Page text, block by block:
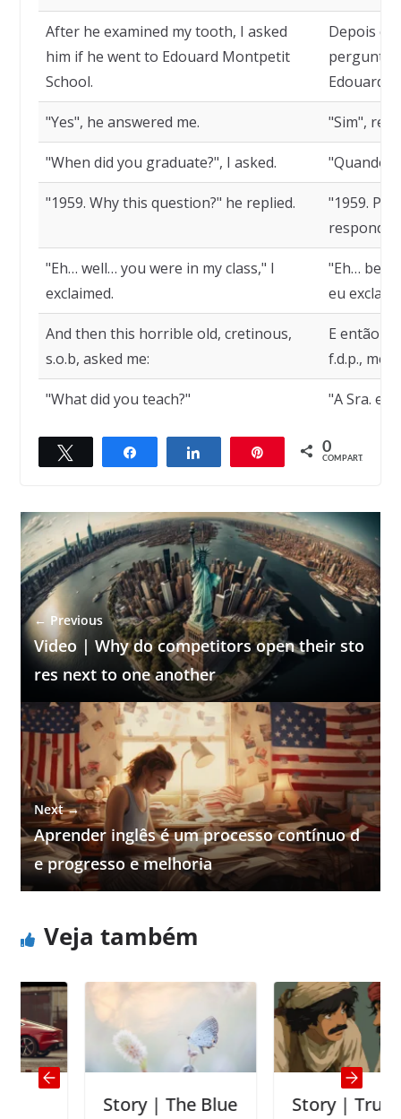
After he examined my tooth, I asked
him if he went to Edouard Montpetit
School.
Depois
Edouard
"Yes", he answered me. "Sim",
"When did you graduate?", I asked. "Quando
"1959. Why this question?" he replied.
"1959.
"Eh… well… you were in my class," I
exclaimed.
"Eh…
eu
And then this horrible old, cretinous,
s.o.b, asked me:
E então
f.d.p., me
"What did you teach?" "A Sra.
Compartilhar Compartilhar 0
COMPART.
← Previous
Video | Why do competitors open their sto
res next to one another
Next →
Aprender inglês é um processo contínuo d
e progresso e melhoria
Veja também
Story | The Blue
Story | True